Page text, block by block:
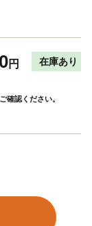
円 在庫あり
確認ください。